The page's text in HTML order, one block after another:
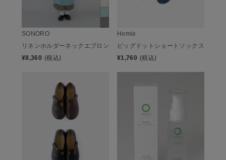
SONORO
リネンホルダーネックエプロン
¥8,360 (税込)
Homie
ビッグドットショートソックス
¥1,760 (税込)